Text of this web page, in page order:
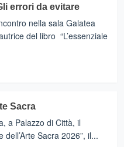
errori da evitare
nella sala Galatea
del libro “L’essenziale
Sacra
a Palazzo di Città, il
Sacra 2026”, il...